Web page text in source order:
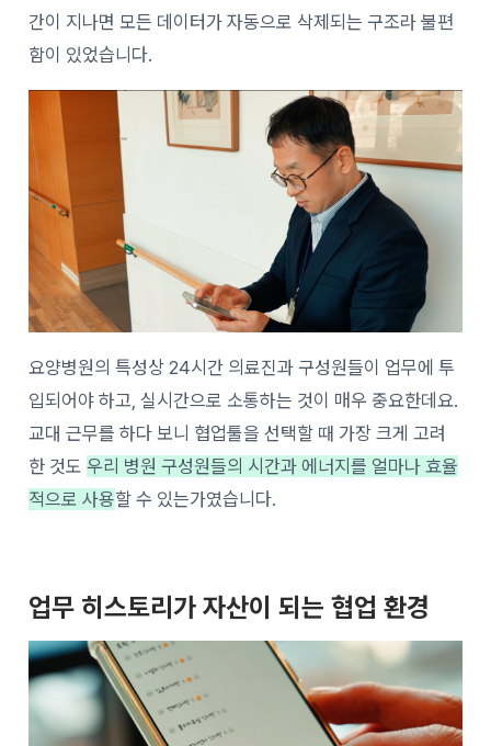
간이 지나면 모든 데이터가 자동으로 삭제되는 구조라 불편
함이 있었습니다.
요양병원의 특성상 24시간 의료진과 구성원들이 업무에 투
입되어야 하고, 실시간으로 소통하는 것이 매우 중요한데요.
교대 근무를 하다 보니 협업툴을 선택할 때 가장 크게 고려
한 것도우리 병원 구성원들의 시간과 에너지를 얼마나 효율
적으로 사용할 수 있는가였습니다.
업무 히스토리가 자산이 되는 협업 환경